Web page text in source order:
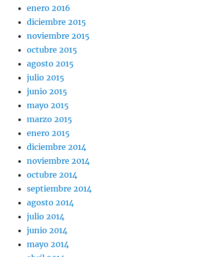
enero 2016
diciembre 2015
noviembre 2015
octubre 2015
agosto 2015
julio 2015
junio 2015
mayo 2015
marzo 2015
enero 2015
diciembre 2014
noviembre 2014
octubre 2014
septiembre 2014
agosto 2014
julio 2014
junio 2014
mayo 2014